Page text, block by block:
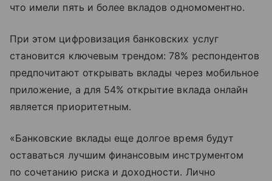
что имели пять и более вкладов одномоментно.
При этом цифровизация банковских услуг
становится ключевым трендом: 78% респондентов
предпочитают открывать вклады через мобильное
приложение, а для 54% открытие вклада онлайн
является приоритетным.
«Банковские вклады еще долгое время будут
оставаться лучшим финансовым инструментом
по сочетанию риска и доходности. Лично